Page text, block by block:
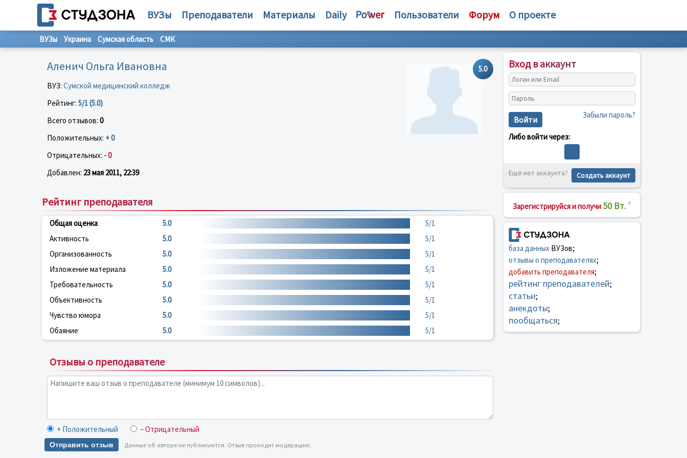
ВУЗы Преподаватели Материалы Daily Пользователи Форум О проекте
ВУЗы Украина Сумская область СМК
5.0
Аленич Ольга Ивановна
ВУЗ: Сумской медицинский колледж
Рейтинг: 5/1 (5.0)
Всего отзывов: 0
Положительных: + 0
Отрицательных: - 0
Добавлен: 23 мая 2011, 22:39
Рейтинг преподавателя
Общая оценка 5.0
5/1
Активность
5.0
5/1
Организованность
5.0
5/1
Изложение материала
5.0
5/1
Требовательность
5.0
5/1
Объективность
5.0
5/1
Чувство юмора
5.0
5/1
Обаяние
5.0 5/1
Отзывы о преподавателе
+ Положительный – Отрицательный
Отправить отзыв Данные об авторе не публикуются. Отзыв проходит модерацию.
Вход в аккаунт
Войти Забыли пароль?
Либо войти через:
Ещё нет аккаунта? Создать аккаунт
Зарегистрируйся и получи 50 Вт. ?
база данныхВУЗов;
отзывы о преподавателях;
добавить преподавателя;
рейтинг преподавателей;
статьи;
анекдоты;
пообщаться;